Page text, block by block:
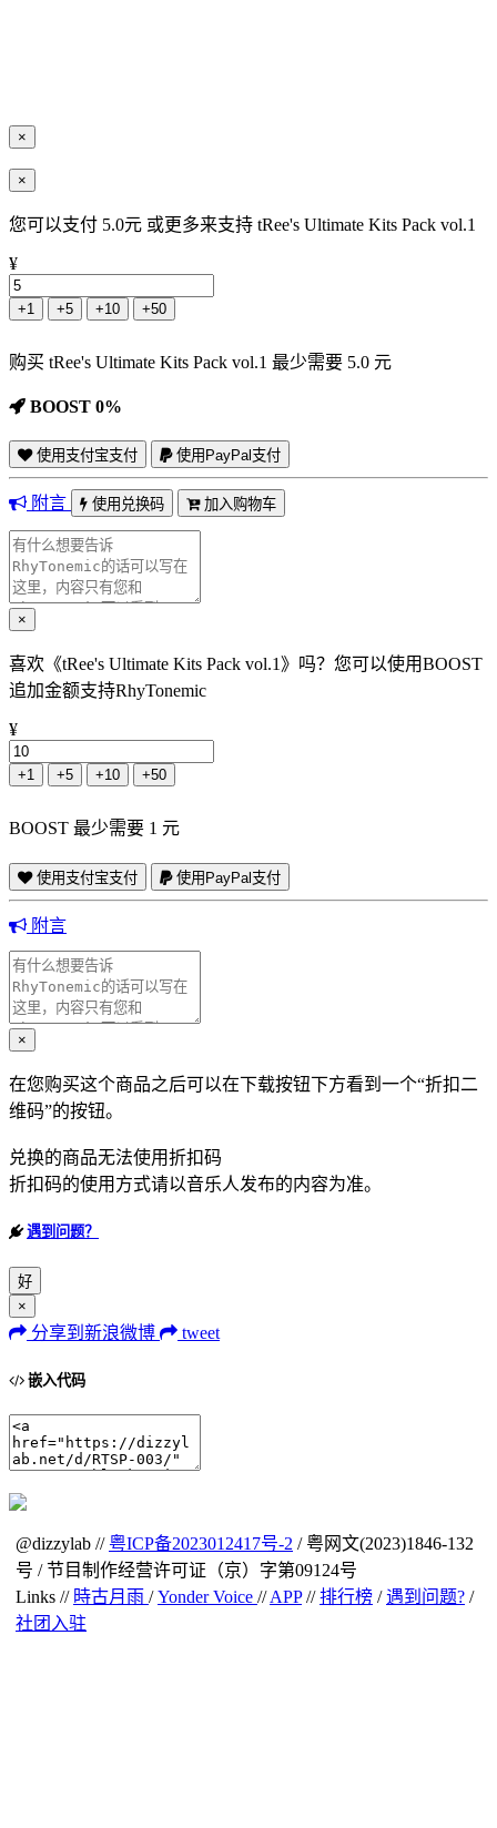
×
×
您可以支付 5.0元 或更多来支持 tRee's Ultimate Kits Pack vol.1
¥
+1 +5 +10 +50
购买 tRee's Ultimate Kits Pack vol.1 最少需要 5.0 元
BOOST 0%
使用支付宝支付 使用PayPal支付
附言 使用兑换码 加入购物车
×
喜欢《tRee's Ultimate Kits Pack vol.1》吗？您可以使用BOOST
追加金额支持RhyTonemic
¥
+1 +5 +10 +50
BOOST 最少需要 1 元
使用支付宝支付 使用PayPal支付
附言
×
在您购买这个商品之后可以在下载按钮下方看到一个“折扣二
维码”的按钮。
兑换的商品无法使用折扣码
折扣码的使用方式请以音乐人发布的内容为准。
遇到问题？
好
×
分享到新浪微博 tweet
嵌入代码
@dizzylab // 粤ICP备2023012417号-2 / 粤网文(2023)1846-132
号 / 节目制作经营许可证（京）字第09124号
Links // 時古月雨 /Yonder Voice //APP//排行榜 /遇到问题? /
社团入驻